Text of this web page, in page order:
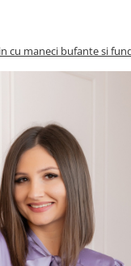
cu maneci bufante si